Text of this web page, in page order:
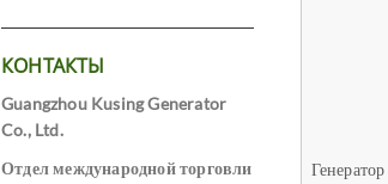
Генератор
КОНТАКТЫ
Guangzhou Kusing Generator
Co., Ltd.
Отдел международной торговли